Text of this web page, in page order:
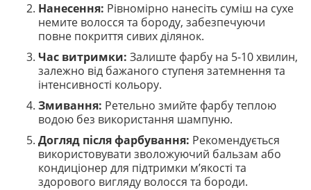
Нанесення: Рівномірно нанесіть суміш на сухе
немите волосся та бороду, забезпечуючи
повне покриття сивих ділянок.
Час витримки: Залиште фарбу на 5-10 хвилин,
залежно від бажаного ступеня затемнення та
інтенсивності кольору.
Змивання: Ретельно змийте фарбу теплою
водою без використання шампуню.
Догляд після фарбування: Рекомендується
використовувати зволожуючий бальзам або
кондиціонер для підтримки м’якості та
здорового вигляду волосся та бороди.